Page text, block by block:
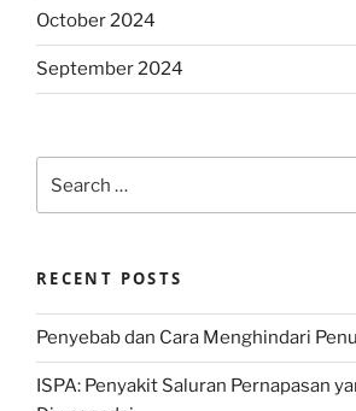
October 2024
September 2024
for:
RECENT POSTS
Penyebab dan Cara Menghindari
ISPA: Penyakit Saluran Pernapasan